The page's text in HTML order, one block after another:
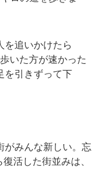
を追いかけたら
いた方が速かった
を引きずって下
がみんな新しい。忘
活した街並みは、